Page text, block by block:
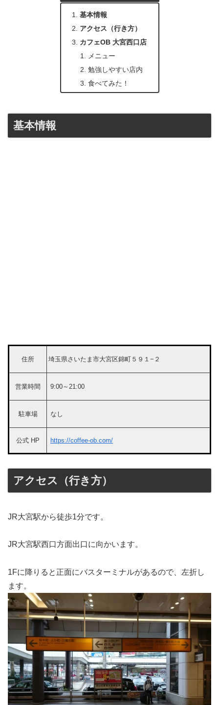
基本情報
アクセス（行き方）
カフェOB 大宮西口店
メニュー
勉強しやすい店内
食べてみた！
基本情報
住所 埼玉県さいたま市大宮区錦町５９１−２
営業時間 9:00～21:00
駐車場 なし
公式 HP https://coffee-ob.com/
アクセス（行き方）
JR大宮駅から徒歩1分です。
JR大宮駅西口方面出口に向かいます。
1Fに降りると正面にバスターミナルがあるので、左折し
ます。